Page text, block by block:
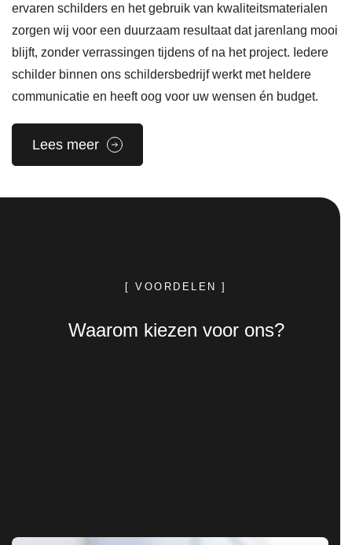
ervaren schilders en het gebruik van kwaliteitsmaterialen
zorgen wij voor een duurzaam resultaat dat jarenlang mooi
blijft, zonder verrassingen tijdens of na het project. Iedere
schilder binnen ons schildersbedrijf werkt met heldere
communicatie en heeft oog voor uw wensen én budget.
Lees meer
[ VOORDELEN ]
Waarom kiezen voor ons?